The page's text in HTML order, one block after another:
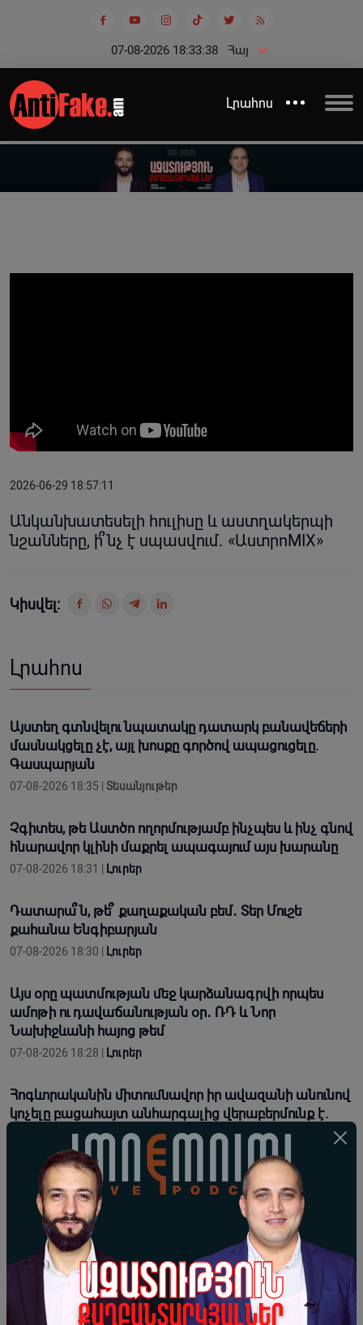
07-08-2026 18:33:38 Հայ
Լրահոս
2026-06-29 18:57:11
Անկանխատեսելի հուլիսը և աստղակերպի
նշանները, ի՞նչ է սպասվում․ «ԱստրոMIX»
Կիսվել:
Լրահոս
Այստեղ գտնվելու նպատակը դատարկ բանավեճերի
մասնակցելը չէ, այլ խոսքը գործով ապացուցելը.
Գասպարյան
07-08-2026 18:35 | Տեսանյութեր
Չգիտես, թե Աստծո ողորմությամբ ինչպես և ինչ գնով
հնարավոր կլինի մաքրել ապագայում այս խարանը
07-08-2026 18:31 | Լուրեր
Դատարա՞ն, թե՞ քաղաքական բեմ․ Տեր Մուշե
քահանա Ենգիբարյան
07-08-2026 18:30 | Լուրեր
Այս օրը պատմության մեջ կարձանագրվի որպես
ամոթի ու դավաճանության օր․ ՌԴ և Նոր
Նախիջևանի հայոց թեմ
07-08-2026 18:28 | Լուրեր
Հոգևորականին միտումնավոր իր ավազանի անունով
կոչելը բացահայտ անհարգալից վերաբերմունք է.
Տեր Եսայի
07-08-2026 18:26 |
Երբ վարչապետ ես, չի նշանակում, որ ինչ ուզես,
կարաս անես, Վեհափառին հեռացնելու
ընթացակարգ չկա
07-08-2026 18:13 |Տեսանյութեր
Կաթողիկոսն օրհնում է հաջակցություն իրեն ու
Եկեղեցուն եկած բազմաթիվ քաղաքացիներին